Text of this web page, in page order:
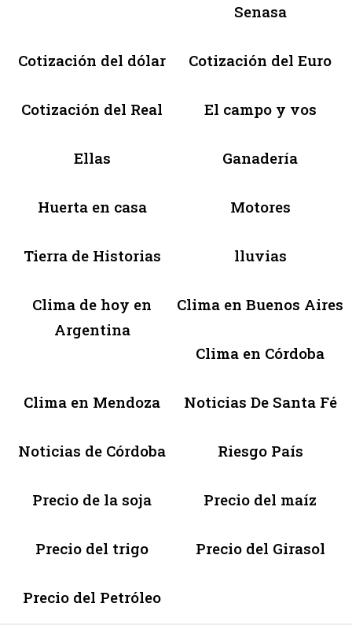
Senasa
Cotización del dólar Cotización del Euro
Cotización del Real El campo y vos
Ellas Ganadería
Huerta en casa Motores
Tierra de Historias lluvias
Clima de hoy en
Argentina
Clima en Buenos Aires
Clima en Córdoba
Clima en Mendoza Noticias De Santa Fé
Noticias de Córdoba Riesgo País
Precio de la soja Precio del maíz
Precio del trigo Precio del Girasol
Precio del Petróleo